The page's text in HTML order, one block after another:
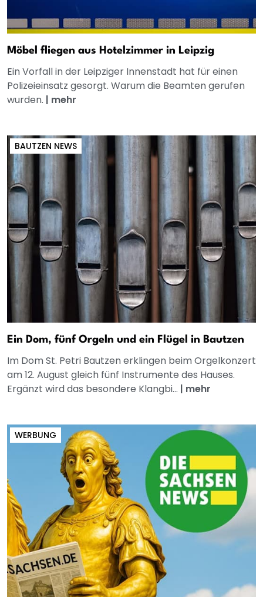
Möbel fliegen aus Hotelzimmer in Leipzig
Ein Vorfall in der Leipziger Innenstadt hat für einen
Polizeieinsatz gesorgt. Warum die Beamten gerufen
wurden. | mehr
BAUTZEN NEWS
Ein Dom, fünf Orgeln und ein Flügel in Bautzen
Im Dom St. Petri Bautzen erklingen beim Orgelkonzert
am 12. August gleich fünf Instrumente des Hauses.
Ergänzt wird das besondere Klangbi... | mehr
WERBUNG